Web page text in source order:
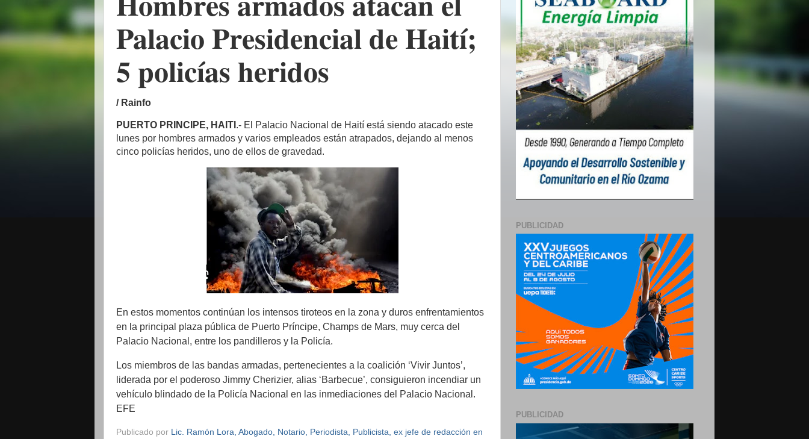
Palacio Presidencial de Haití;
5 policías heridos
/ Rainfo
PUERTO PRINCIPE, HAITI .- El Palacio Nacional de Haití está siendo atacado este
lunes por hombres armados y varios empleados están atrapados, dejando al menos
cinco policías heridos, uno de ellos de gravedad.
En estos momentos continúan los intensos tiroteos en la zona y duros enfrentamientos
en la principal plaza pública de Puerto Príncipe, Champs de Mars, muy cerca del
Palacio Nacional, entre los pandilleros y la Policía.
Los miembros de las bandas armadas, pertenecientes a la coalición ‘Vivir Juntos’,
liderada por el poderoso Jimmy Cherizier, alias ‘Barbecue’, consiguieron incendiar un
vehículo blindado de la Policía Nacional en las inmediaciones del Palacio Nacional.
EFE
Publicado por Lic. Ramón Lora, Abogado, Notario, Periodista, Publicista, ex jefe de redacción en
PUBLICIDAD
PUBLICIDAD